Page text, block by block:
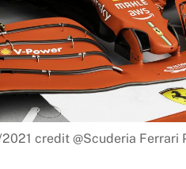
2021 credit @Scuderia Ferrari